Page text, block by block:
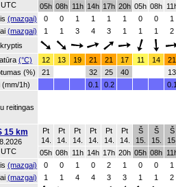
05h 08h 11h 14h 17h 20h 05h 08h
(mazgai) 0 0 1 1 1 1 0 0
1
(mazgai) 1 1 3 4 3 1 1 1
2
(°C) 12 13 19 21 21 17 11 14
21
(%)
21 32 25 40
13
(mm/1h)
0.1 0.2
reitingas
15 km
Pt
14.
Pt
14.
Pt
14.
Pt
14.
Pt
14.
Pt
14.
Š
15.
Š
15.
Š
05h 08h 11h 14h 17h 20h 05h 08h
(mazgai) 0 0 1 0 2 1 0 0
1
(mazgai) 1 1 4 4 3 3 1 1
2